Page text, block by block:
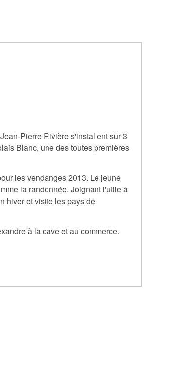
Pierre Rivière s'installent sur 3
Blanc, une des toutes premières
les vendanges 2013. Le jeune
la randonnée. Joignant l'utile à
hiver et visite les pays de
à la cave et au commerce.